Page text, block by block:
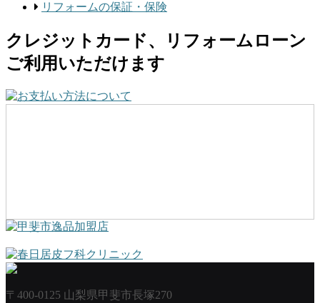
リフォームの保証・保険
クレジットカード、リフォームローン
ご利用いただけます
〒400-0125 山梨県甲斐市長塚270